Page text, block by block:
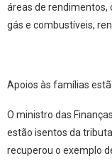
áreas de rendimentos,
gás e combustíveis,
Apoios às famílias
O ministro das
estão isentos da
recuperou o exemplo